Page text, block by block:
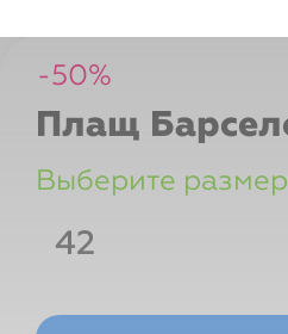
-50%
Плащ
Выберите
42
Размер РФ